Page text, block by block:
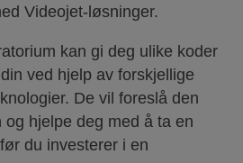
Videojet-løsninger.
kan gi deg ulike koder
ved hjelp av forskjellige
De vil foreslå den
hjelpe deg med å ta en
du investerer i en